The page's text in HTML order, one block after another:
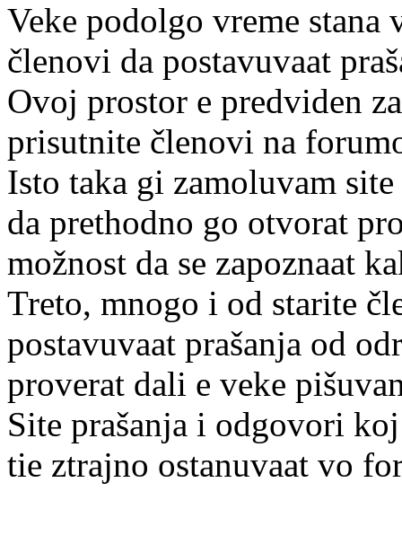
Veke podolgo vreme stana
členovi da postavuvaat
Ovoj prostor e predviden
prisutnite členovi na
Isto taka gi zamoluvam
da prethodno go otvorat
možnost da se zapoznaat
Treto, mnogo i od starite
postavuvaat prašanja od
proverat dali e veke
Site prašanja i odgovori
tie ztrajno ostanuvaat vo